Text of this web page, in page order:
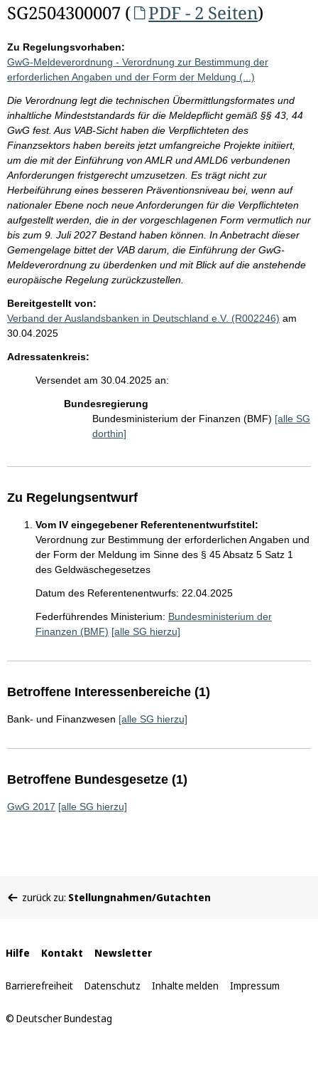
SG2504300007 (
PDF - 2 Seiten)
Zu Regelungsvorhaben:
GwG-Meldeverordnung - Verordnung zur Bestimmung der
erforderlichen Angaben und der Form der Meldung (...)
Die Verordnung legt die technischen Übermittlungsformates und
inhaltliche Mindeststandards für die Meldepflicht gemäß §§ 43, 44
GwG fest. Aus VAB-Sicht haben die Verpflichteten des
Finanzsektors haben bereits jetzt umfangreiche Projekte initiiert,
um die mit der Einführung von AMLR und AMLD6 verbundenen
Anforderungen fristgerecht umzusetzen. Es trägt nicht zur
Herbeiführung eines besseren Präventionsniveau bei, wenn auf
nationaler Ebene noch neue Anforderungen für die Verpflichteten
aufgestellt werden, die in der vorgeschlagenen Form vermutlich nur
bis zum 9. Juli 2027 Bestand haben können. In Anbetracht dieser
Gemengelage bittet der VAB darum, die Einführung der GwG-
Meldeverordnung zu überdenken und mit Blick auf die anstehende
europäische Regelung zurückzustellen.
Bereitgestellt von:
Verband der Auslandsbanken in Deutschland e.V. (R002246) am
30.04.2025
Adressatenkreis:
Versendet am 30.04.2025 an:
Bundesregierung
Bundesministerium der Finanzen (BMF) [alle SG
dorthin]
Zu Regelungsentwurf
Vom IV eingegebener Referentenentwurfstitel:
Verordnung zur Bestimmung der erforderlichen Angaben und
der Form der Meldung im Sinne des § 45 Absatz 5 Satz 1
des Geldwäschegesetzes
Datum des Referentenentwurfs: 22.04.2025
Federführendes Ministerium: Bundesministerium der
Finanzen (BMF) [alle SG hierzu]
Betroffene Interessenbereiche (1)
Bank- und Finanzwesen [alle SG hierzu]
Betroffene Bundesgesetze (1)
GwG 2017 [alle SG hierzu]
befinden
zurück zu: Stellungnahmen/Gutachten
Interne
Links
Hilfe Kontakt Newsletter
Barrierefreiheit Datenschutz Inhalte melden Impressum
© Deutscher Bundestag